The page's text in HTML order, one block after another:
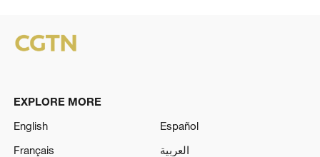
EXPLORE MORE
English
Español
Français
العربية